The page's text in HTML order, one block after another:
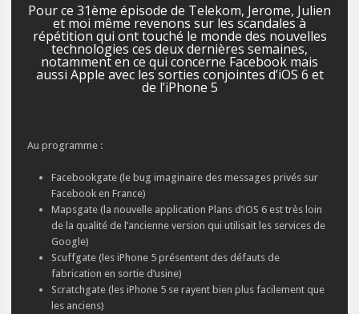
Pour ce 31ème épisode de Telekom, Jerome, Julien
et moi même revenons sur les scandales à
répétition qui ont touché le monde des nouvelles
technologies ces deux dernières semaines,
notamment en ce qui concerne Facebook mais
aussi Apple avec les sorties conjointes d’iOS 6 et
de l’iPhone 5
Au programme :
Facebookgate (le bug imaginaire des messages privés sur
Facebook en France)
Mapsgate (la nouvelle application Plans d’iOS 6 est très loin
de la qualité de l’ancienne version qui utilisait les services de
Google)
Scuffgate (les iPhone 5 présentent des défauts de
fabrication en sortie d’usine)
Scratchgate (les iPhone 5 se rayent bien plus facilement que
les anciens)